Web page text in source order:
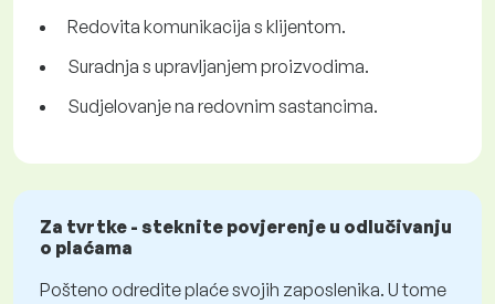
Redovita komunikacija s klijentom.
Suradnja s upravljanjem proizvodima.
Sudjelovanje na redovnim sastancima.
Za tvrtke - steknite povjerenje u odlučivanju
o plaćama
Pošteno odredite plaće svojih zaposlenika. U tome